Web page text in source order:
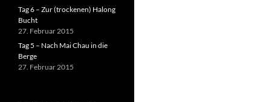
Tag 6 – Zur (trockenen) Halong
Bucht
27. Februar 2015
Tag 5 – Nach Mai Chau in die
Berge
27. Februar 2015